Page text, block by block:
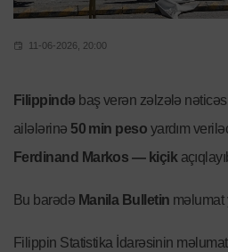
11-06-2026, 20:00
Filippində baş verən zəlzələ
ailələrinə 50 min peso yardım
Ferdinand Markos — kiçik
Bu barədə Manila Bulletin məlumat
Filippin Statistika İdarəsinin